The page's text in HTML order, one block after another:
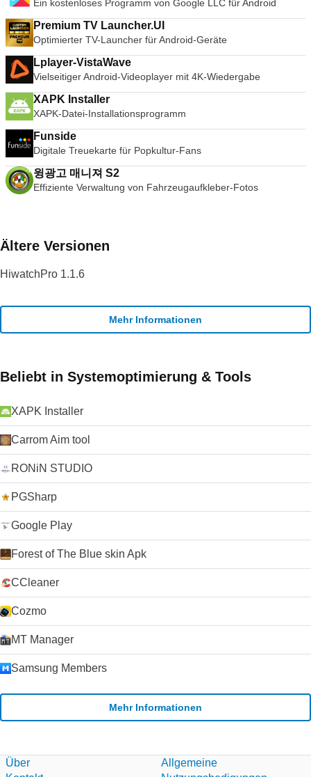
Ein kostenloses Programm von Google LLC für Android
Premium TV Launcher.UI
Optimierter TV-Launcher für Android-Geräte
Lplayer-VistaWave
Vielseitiger Android-Videoplayer mit 4K-Wiedergabe
XAPK Installer
XAPK-Datei-Installationsprogramm
Funside
Digitale Treuekarte für Popkultur-Fans
윙광고 매니져 S2
Effiziente Verwaltung von Fahrzeugaufkleber-Fotos
Ältere Versionen
HiwatchPro 1.1.6
Mehr Informationen
Beliebt in Systemoptimierung & Tools
XAPK Installer
Carrom Aim tool
RONiN STUDIO
PGSharp
Google Play
Forest of The Blue skin Apk
CCleaner
Cozmo
MT Manager
Samsung Members
Mehr Informationen
Über
Allgemeine